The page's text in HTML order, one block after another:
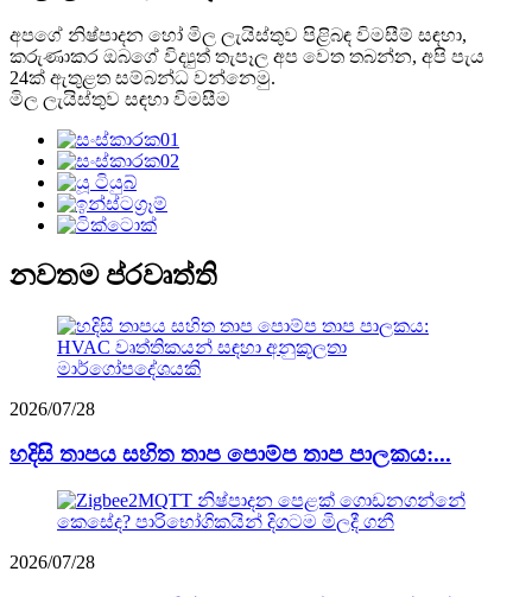
අපගේ නිෂ්පාදන හෝ මිල ලැයිස්තුව පිළිබඳ විමසීම් සඳහා,
කරුණාකර ඔබගේ විද්‍යුත් තැපෑල අප වෙත තබන්න, අපි පැය
24ක් ඇතුළත සම්බන්ධ වන්නෙමු.
මිල ලැයිස්තුව සඳහා විමසීම
නවතම ප්රවෘත්ති
2026/07/28
හදිසි තාපය සහිත තාප පොම්ප තාප පාලකය:...
2026/07/28